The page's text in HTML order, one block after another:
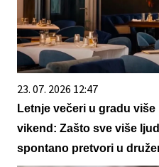
23. 07. 2026 12:47
Letnje večeri u gradu
vikend: Zašto sve više
spontano pretvori u